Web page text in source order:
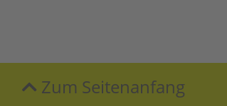
Zum Seitenanfang